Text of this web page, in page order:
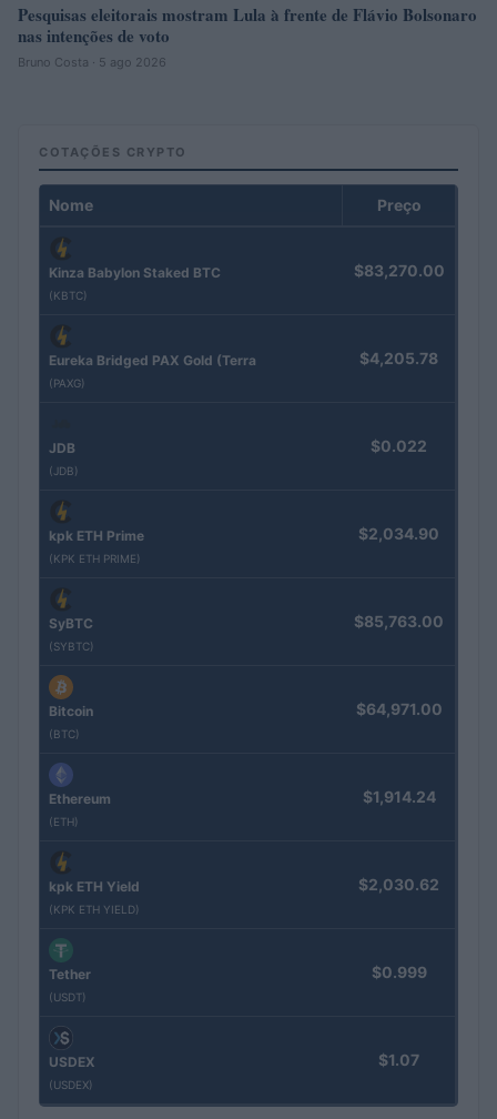
Pesquisas eleitorais mostram Lula à frente de Flávio Bolsonaro
nas intenções de voto
Bruno Costa · 5 ago 2026
COTAÇÕES CRYPTO
Nome Preço
Kinza Babylon Staked BTC
(KBTC)
$83,270.00
Eureka Bridged PAX Gold (Terra
(PAXG)
$4,205.78
JDB
(JDB)
$0.022
kpk ETH Prime
(KPK ETH PRIME)
$2,034.90
SyBTC
(SYBTC)
$85,763.00
Bitcoin
(BTC)
$64,971.00
Ethereum
(ETH)
$1,914.24
kpk ETH Yield
(KPK ETH YIELD)
$2,030.62
Tether
(USDT)
$0.999
USDEX
(USDEX)
$1.07